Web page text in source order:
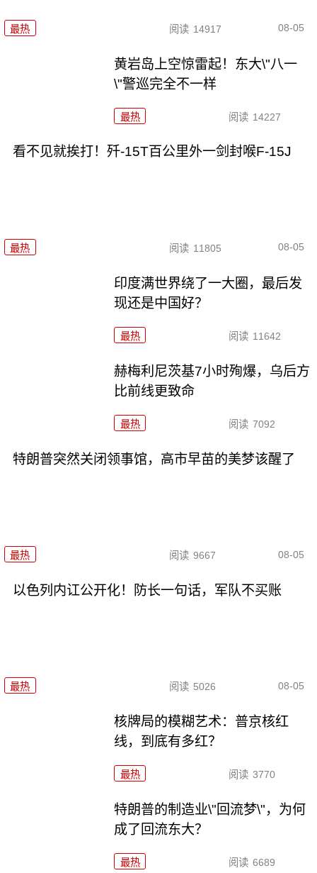
最热 阅读 14917 08-05
黄岩岛上空惊雷起！东大\"八一
\"警巡完全不一样
最热 阅读 14227
看不见就挨打！歼-15T百公里外一剑封喉F-15J
最热 阅读 11805 08-05
印度满世界绕了一大圈，最后发
现还是中国好？
最热 阅读 11642
赫梅利尼茨基7小时殉爆，乌后方
比前线更致命
最热 阅读 7092
特朗普突然关闭领事馆，高市早苗的美梦该醒了
最热 阅读 9667 08-05
以色列内讧公开化！防长一句话，军队不买账
最热 阅读 5026 08-05
核牌局的模糊艺术：普京核红
线，到底有多红？
最热 阅读 3770
特朗普的制造业\"回流梦\"，为何
成了回流东大？
最热 阅读 6689